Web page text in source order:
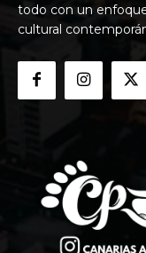
todo con un
cultural